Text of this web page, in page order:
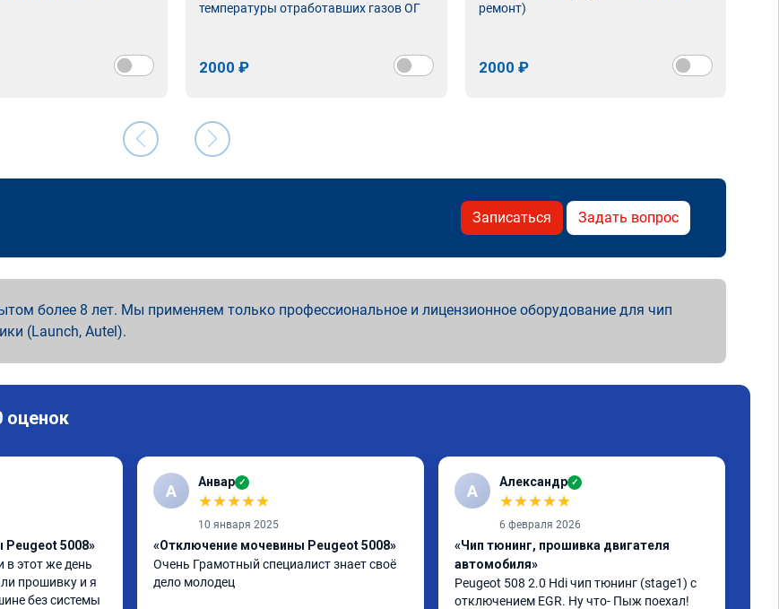
температуры отработавших газов ОГ
2000 ₽
ремонт)
2000 ₽
Записаться Задать вопрос
более 8 лет. Мы применяем только профессиональное и лицензионное оборудование для чип
(Launch, Autel).
оценок
5008»
в этот же день
прошивку и я
без системы
А Анвар ✓
★★★★★
10 января 2025
«Отключение мочевины Peugeot 5008»
Очень Грамотный специалист знает своё
дело молодец
А Александр ✓
★★★★★
6 февраля 2026
«Чип тюнинг, прошивка двигателя
автомобиля»
Peugeot 508 2.0 Hdi чип тюнинг (stage1) с
отключением EGR. Ну что- Пыж поехал!